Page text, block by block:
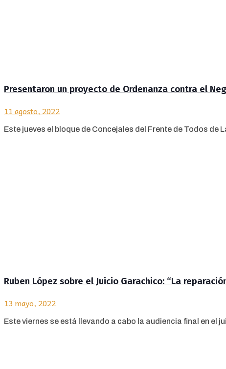
Presentaron un proyecto de Ordenanza contra el
11 agosto, 2022
Este jueves el bloque de Concejales del Frente de Todos
Ruben López sobre el Juicio Garachico: “La
13 mayo, 2022
Este viernes se está llevando a cabo la audiencia final en el